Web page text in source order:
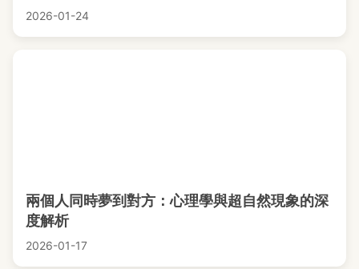
2026-01-24
兩個人同時夢到對方：心理學與超自然現象的深
度解析
2026-01-17